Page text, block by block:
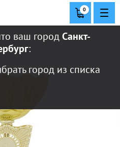
ваш городСанкт-
:
город из списка
0